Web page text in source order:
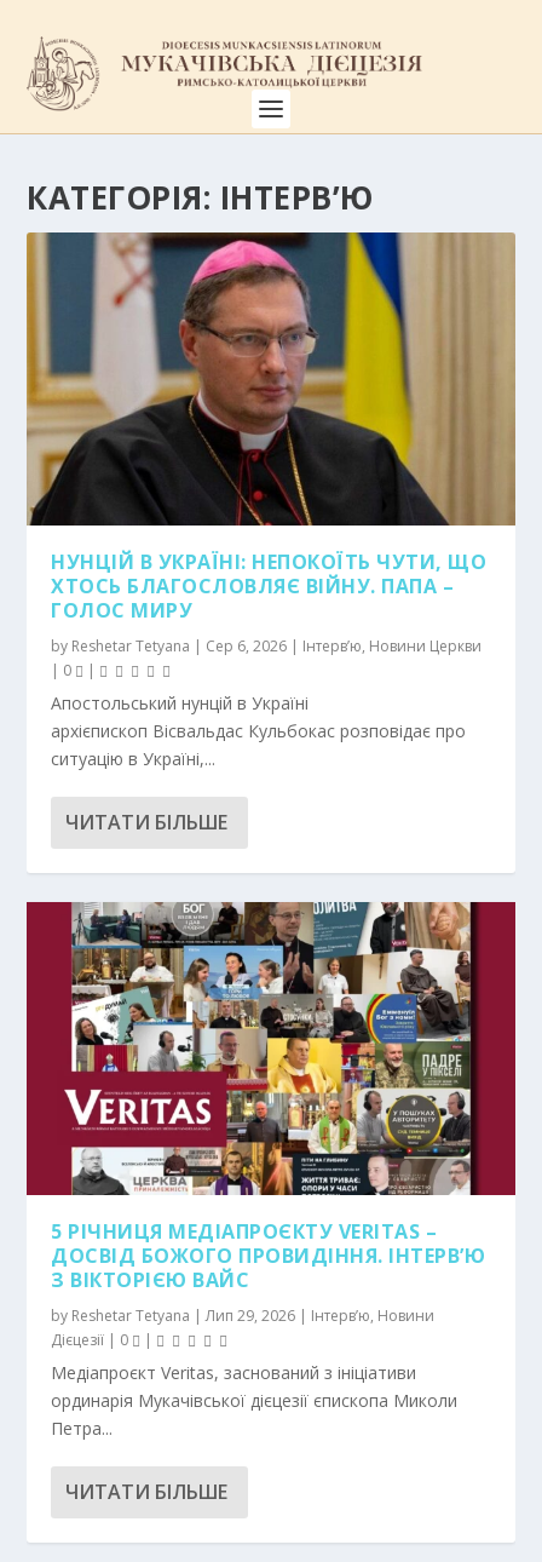
КАТЕГОРІЯ: ІНТЕРВ’Ю
НУНЦІЙ В УКРАЇНІ: НЕПОКОЇТЬ ЧУТИ, ЩО
ХТОСЬ БЛАГОСЛОВЛЯЄ ВІЙНУ. ПАПА –
ГОЛОС МИРУ
by Reshetar Tetyana | Сер 6, 2026 | Інтерв’ю, Новини Церкви
| 0 |
Апостольський нунцій в Україні
архієпископ Вісвальдас Кульбокас розповідає про
ситуацію в Україні,...
ЧИТАТИ БІЛЬШЕ
5 РІЧНИЦЯ МЕДІАПРОЄКТУ VERITAS –
ДОСВІД БОЖОГО ПРОВИДІННЯ. ІНТЕРВ’Ю
З ВІКТОРІЄЮ ВАЙС
by Reshetar Tetyana |Лип 29, 2026 | Інтерв’ю, Новини
Дієцезії | 0 |
Медіапроєкт Veritas, заснований з ініціативи
ординарія Мукачівської дієцезії єпископа Миколи
Петра...
ЧИТАТИ БІЛЬШЕ